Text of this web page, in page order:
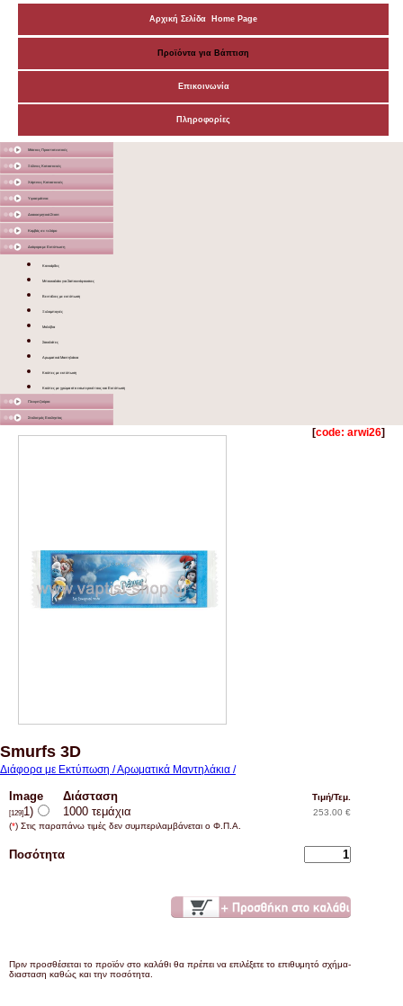
Αρχική Σελίδα Home Page
Προϊόντα για Βάπτιση
Επικοινωνία
Πληροφορίες
Μάσκες Προστατευτικές
Ξύλινες Κατασκευές
Χάρτινες Κατασκευές
Υφασμάτινα
Διακοσμητικά Σταντ
Καμβάς σε τελάρο
Διάφορα με Εκτύπωση
Κονκάρδες
Μπουκαλάκι για Σαπουνόφουσκες
Βεντάλιες με εκτύπωση
Ξυλομπογιές
Μολύβια
Σοκολάτες
Αρωματικά Μαντηλάκια
Κούπες με εκτύπωση
Κούπες με χρώμα στο εσωτερικό τους και Εκτύπωση
Γλειφιτζούρια
Στολισμός Εκκλησίας
[code: arwi26]
Smurfs 3D
Διάφορα με Εκτύπωση / Αρωματικά Μαντηλάκια /
Image Διάσταση Τιμή/Τεμ.
[129] 1) 1000 τεμάχια
253.00 €
(*) Στις παραπάνω τιμές δεν συμπεριλαμβάνεται ο Φ.Π.Α.
Ποσότητα
Πριν προσθέσεται το προϊόν στο καλάθι θα πρέπει να επιλέξετε το επιθυμητό σχήμα-
διασταση καθώς και την ποσότητα.